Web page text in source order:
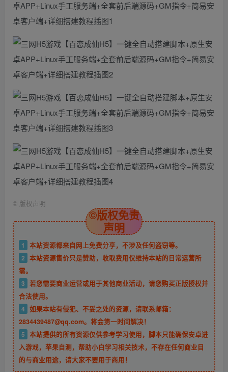
© 版权声明
©版权免责
声明
1
本站资源都来自网上免费分享，不涉及任何盗窃等。
2 本站资源售价只是赞助，收取费用仅维持本站的日常运营所
需。
3 若您需要商业运营或用于其他商业活动，请您购买正版授权并
合法使用。
4 如果本站有侵犯、不妥之处的资源，请联系邮箱：
2834439487@qq.com。将会第一时间解决！
5 本站提供的所有资源仅供参考学习使用，脚本只能确保安卓进
入游戏，苹果自测，帮助小白学习相关技术，不存在任何商业目
的与商业用途，请大家不要用于商用！